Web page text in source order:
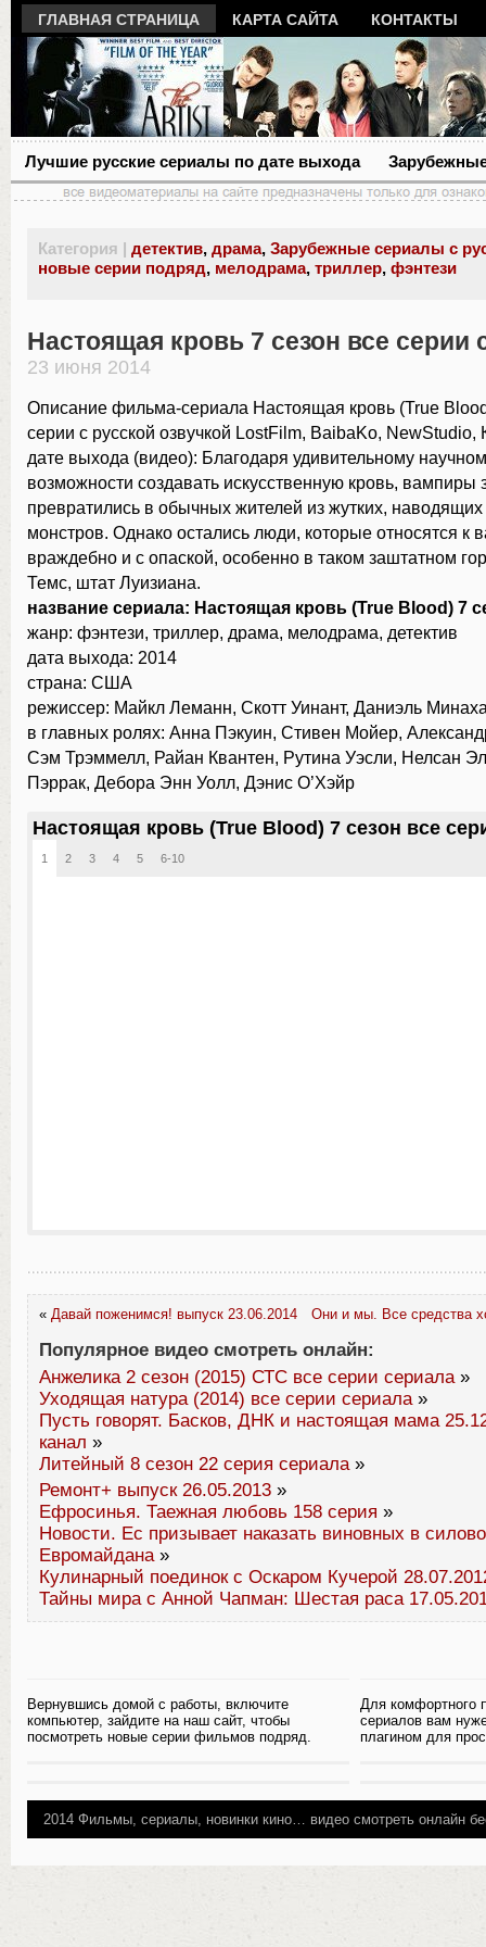
ГЛАВНАЯ СТРАНИЦА КАРТА САЙТА КОНТАКТЫ
Лучшие русские сериалы по дате выхода
Категория | детектив, драма, Зарубежные сериалы с
новые серии подряд, мелодрама, триллер, фэнтези
Настоящая кровь 7 сезон все серии
23 июня 2014
Описание фильма-сериала Настоящая кровь (True
серии с русской озвучкой LostFilm, BaibaKo, NewStudio,
дате выхода (видео): Благодаря удивительному
возможности создавать искусственную кровь, вампиры
превратились в обычных жителей из жутких,
монстров. Однако остались люди, которые относятся к
враждебно и с опаской, особенно в таком заштатном
Темс, штат Луизиана.
название сериала: Настоящая кровь (True Blood) 7
жанр: фэнтези, триллер, драма, мелодрама, детектив
дата выхода: 2014
страна: США
режиссер: Майкл Леманн, Скотт Уинант, Даниэль
в главных ролях: Анна Пэкуин, Стивен Мойер,
Сэм Трэммелл, Райан Квантен, Рутина Уэсли, Нелсан
Пэррак, Дебора Энн Уолл, Дэнис О’Хэйр
Настоящая кровь (True Blood) 7 сезон все
1 2 3 4 5 6-10
« Давай поженимся! выпуск 23.06.2014 Они и мы. Все средства
Популярное видео смотреть онлайн:
Анжелика 2 сезон (2015) СТС все серии сериала»
Уходящая натура (2014) все серии сериала»
Пусть говорят. Басков, ДНК и настоящая мама
канал »
Литейный 8 сезон 22 серия сериала»
Ремонт+ выпуск 26.05.2013 »
Ефросинья. Таежная любовь 158 серия »
Новости. Ес призывает наказать виновных в
Евромайдана»
Кулинарный поединок с Оскаром Кучерой
Тайны мира с Анной Чапман: Шестая раса
Вернувшись домой с работы, включите
компьютер, зайдите на наш сайт, чтобы
посмотреть новые серии фильмов подряд.
Для комфортного
сериалов вам
плагином для
2014 Фильмы, сериалы, новинки кино… видео смотреть онлайн